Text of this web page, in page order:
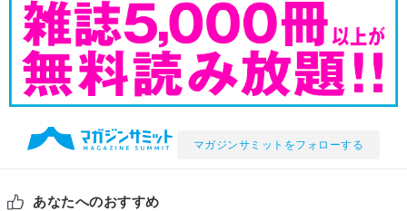
マガジンサミットをフォローする
あなたへのおすすめ